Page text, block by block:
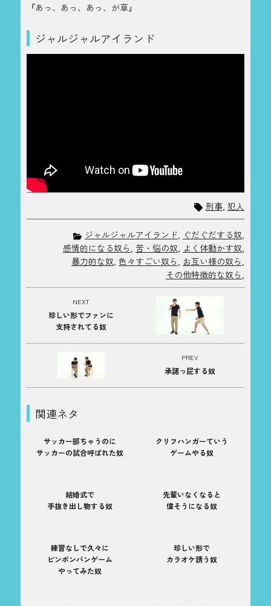
『あっ、あっ、あっ、が草』
ジャルジャルアイランド
刑事 犯人
ジャルジャルアイランド, ぐだぐだする奴,
感情的になる奴ら, 苦・悩の奴, よく体動かす奴,
暴力的な奴, 色々すごい奴ら, お互い様の奴ら,
その他特徴的な奴ら,
PREV
承諾っ屁する奴
NEXT
珍しい形でファンに
支持されてる奴
関連ネタ
サッカー部ちゃうのに
サッカーの試合呼ばれた奴
クリフハンガーていう
ゲームやる奴
結婚式で
手抜き出し物する奴
先輩いなくなると
偉そうになる奴
練習なしで久々に
ピンポンパンゲーム
やってみた奴
珍しい形で
カラオケ誘う奴